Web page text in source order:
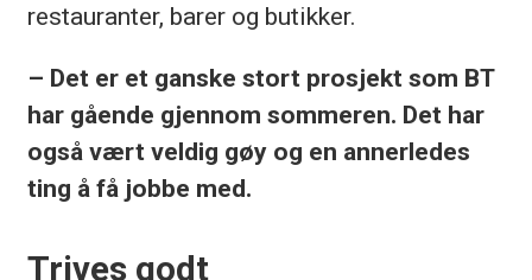
restauranter, barer og butikker.
– Det er et ganske stort prosjekt som BT
har gående gjennom sommeren. Det har
også vært veldig gøy og en annerledes
ting å få jobbe med.
Trives godt